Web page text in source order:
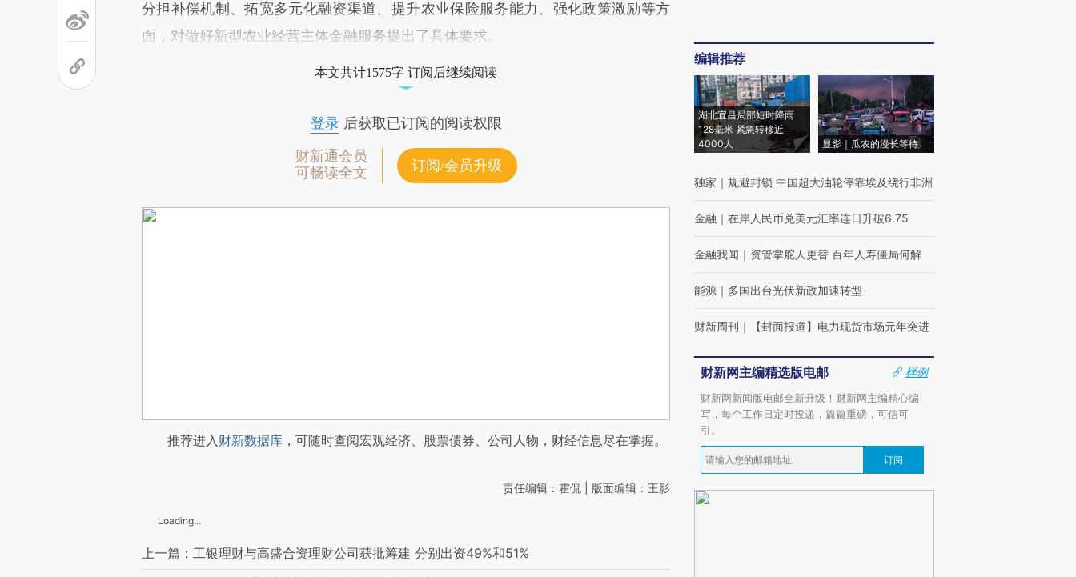
分担补偿机制、拓宽多元化融资渠道、提升农业保险服务能力、强化政策激励等方
面，对做好新型农业经营主体金融服务提出了具体要求。
本文共计1575字 订阅后继续阅读
登录后获取已订阅的阅读权限
财新通会员
可畅读全文
订阅/会员升级
推荐进入财新数据库 ，可随时查阅宏观经济、股票债券、公司人物，财经信息尽在掌握。
责任编辑：霍侃 | 版面编辑：王影
Loading...
上一篇：工银理财与高盛合资理财公司获批筹建 分别出资49%和51%
编辑推荐
湖北宜昌局部短时降雨
128毫米 紧急转移近
4000人
显影｜瓜农的漫长等待
独家 ｜ 规避封锁 中国超大油轮停靠埃及绕行非洲
金融 ｜ 在岸人民币兑美元汇率连日升破6.75
金融我闻 ｜ 资管掌舵人更替 百年人寿僵局何解
能源 ｜ 多国出台光伏新政加速转型
财新周刊 ｜ 【封面报道】电力现货市场元年突进
财新网主编精选版电邮
样例
财新网新闻版电邮全新升级！财新网主编精心编
写，每个工作日定时投递，篇篇重磅，可信可
引。
订阅